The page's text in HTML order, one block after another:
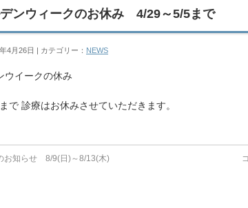
ンウィークのお休み 4/29～5/5まで
4月26日 | カテゴリー： NEWS
ウイークの休み
で 診療はお休みさせていただきます。
お知らせ 8/9(日)～8/13(木)